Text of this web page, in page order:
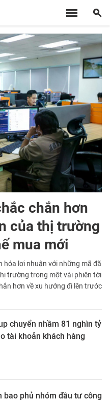
chắn hơn
của thị trường
mua mới
hóa lợi nhuận với những mã đã
trường trong một vài phiên tới
hơn về xu hướng đi lên trước
chuyển nhầm 81 nghìn tỷ
tài khoản khách hàng
bao phủ nhóm đầu tư công